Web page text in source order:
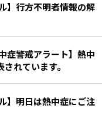
】行方不明者情報の解
症警戒アラート】熱中
れています。
】明日は熱中症にご注